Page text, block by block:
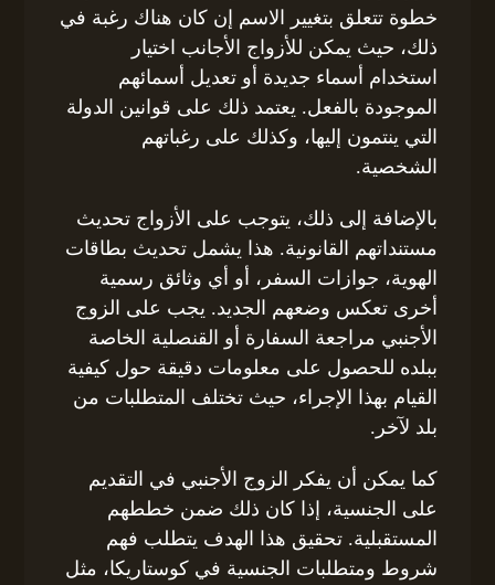
خطوة تتعلق بتغيير الاسم إن كان هناك رغبة في
ذلك، حيث يمكن للأزواج الأجانب اختيار
استخدام أسماء جديدة أو تعديل أسمائهم
الموجودة بالفعل. يعتمد ذلك على قوانين الدولة
التي ينتمون إليها، وكذلك على رغباتهم
الشخصية.
بالإضافة إلى ذلك، يتوجب على الأزواج تحديث
مستنداتهم القانونية. هذا يشمل تحديث بطاقات
الهوية، جوازات السفر، أو أي وثائق رسمية
أخرى تعكس وضعهم الجديد. يجب على الزوج
الأجنبي مراجعة السفارة أو القنصلية الخاصة
ببلده للحصول على معلومات دقيقة حول كيفية
القيام بهذا الإجراء، حيث تختلف المتطلبات من
بلد لآخر.
كما يمكن أن يفكر الزوج الأجنبي في التقديم
على الجنسية، إذا كان ذلك ضمن خططهم
المستقبلية. تحقيق هذا الهدف يتطلب فهم
شروط ومتطلبات الجنسية في كوستاريكا، مثل